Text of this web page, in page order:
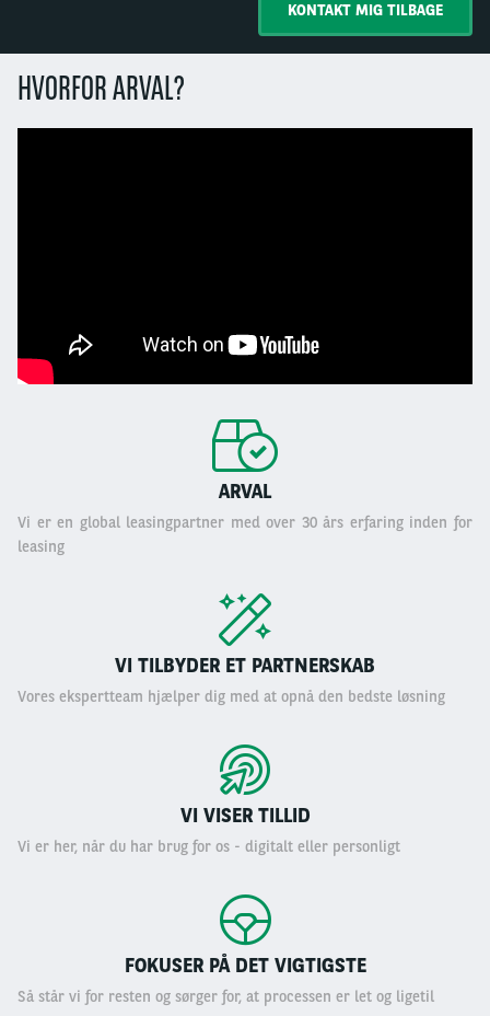
KONTAKT MIG TILBAGE
HVORFOR ARVAL?
ARVAL
Vi er en global leasingpartner med over 30 års erfaring inden for
leasing
VI TILBYDER ET PARTNERSKAB
Vores ekspertteam hjælper dig med at opnå den bedste løsning
VI VISER TILLID
Vi er her, når du har brug for os - digitalt eller personligt
FOKUSER PÅ DET VIGTIGSTE
Så står vi for resten og sørger for, at processen er let og ligetil